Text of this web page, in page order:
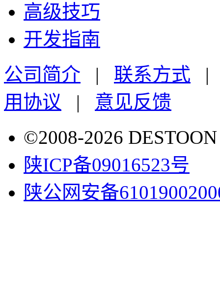
高级技巧
开发指南
公司简介 | 联系方式
用协议 | 意见反馈
©2008-2026
陕ICP备09016523号
陕公网安备